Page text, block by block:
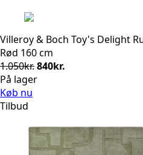
Villeroy & Boch Toy's Delight
Rød 160 cm
1.050kr.Den
oprindelige
840kr.
På lager
Køb nu
Tilbud